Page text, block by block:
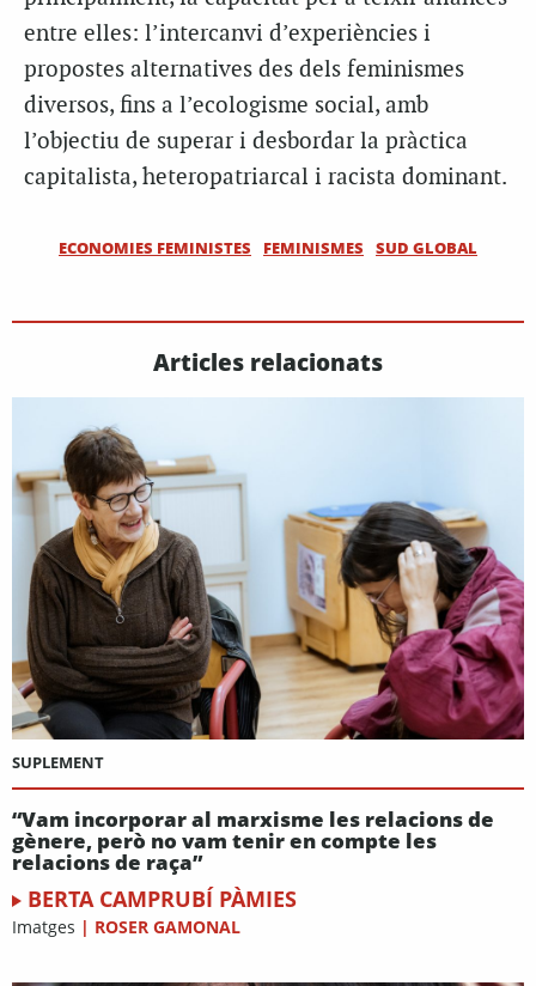
entre elles: l’intercanvi d’experiències i
propostes alternatives des dels feminismes
diversos, fins a l’ecologisme social, amb
l’objectiu de superar i desbordar la pràctica
capitalista, heteropatriarcal i racista dominant.
ECONOMIES FEMINISTES FEMINISMES SUD GLOBAL
Articles relacionats
SUPLEMENT
“Vam incorporar al marxisme les relacions de
gènere, però no vam tenir en compte les
relacions de raça”
BERTA CAMPRUBÍ PÀMIES
Imatges | ROSER GAMONAL